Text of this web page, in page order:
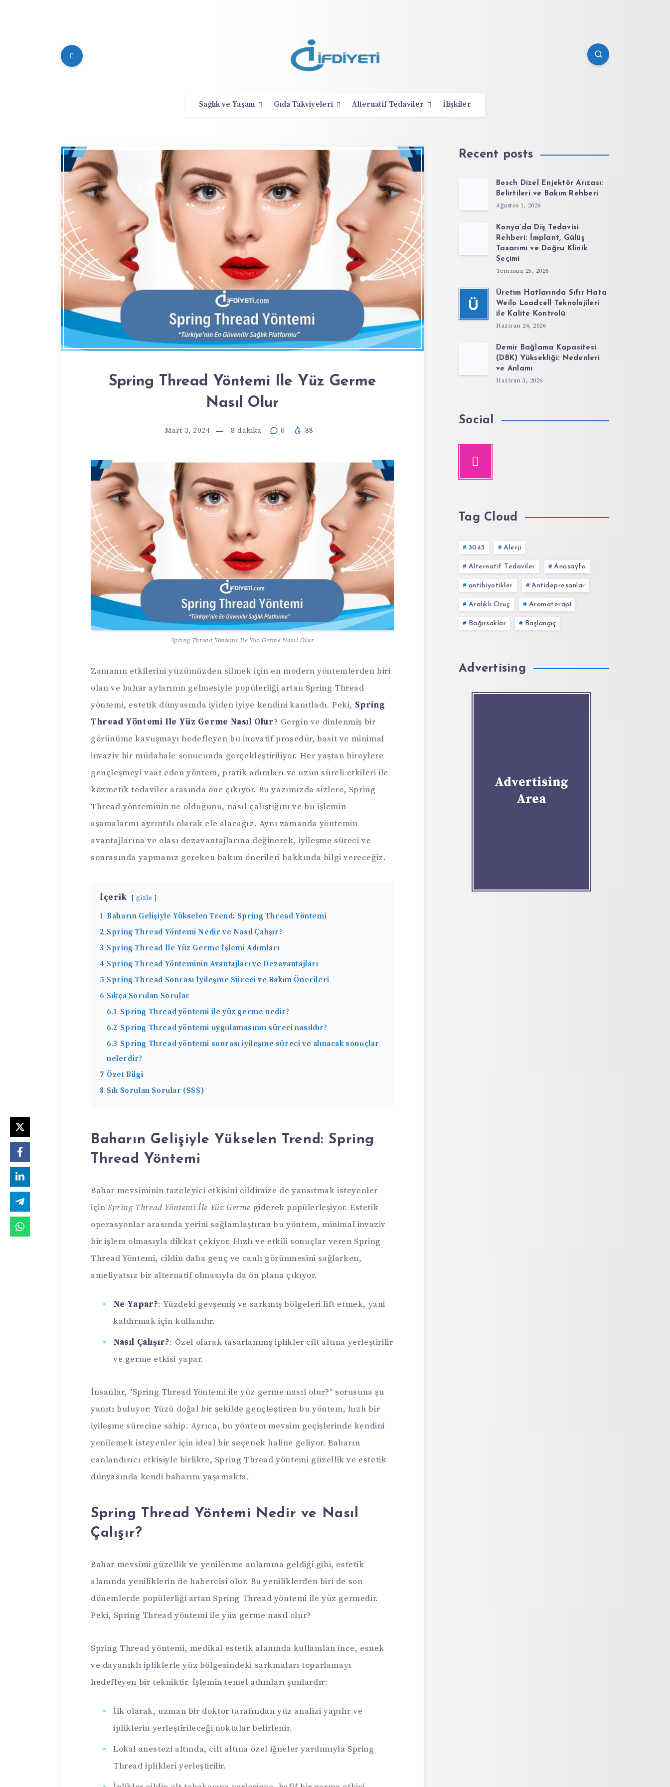
Sağlık ve Yaşam Gıda Takviyeleri Alternatif Tedaviler İlişkiler
Spring Thread Yöntemi Ile Yüz Germe
Nasıl Olur
Mart 3, 2024 8 dakika 0 88
Spring Thread Yöntemi Ile Yüz Germe Nasıl Olur
Zamanın etkilerini yüzümüzden silmek için en modern yöntemlerden biri
olan ve bahar aylarının gelmesiyle popülerliği artan Spring Thread
yöntemi, estetik dünyasında iyiden iyiye kendini kanıtladı. Peki, Spring
Thread Yöntemi Ile Yüz Germe Nasıl Olur? Gergin ve dinlenmiş bir
görünüme kavuşmayı hedefleyen bu inovatif prosedür, basit ve minimal
invaziv bir müdahale sonucunda gerçekleştiriliyor. Her yaştan bireylere
gençleşmeyi vaat eden yöntem, pratik adımları ve uzun süreli etkileri ile
kozmetik tedaviler arasında öne çıkıyor. Bu yazımızda sizlere, Spring
Thread yönteminin ne olduğunu, nasıl çalıştığını ve bu işlemin
aşamalarını ayrıntılı olarak ele alacağız. Aynı zamanda yöntemin
avantajlarına ve olası dezavantajlarına değinerek, iyileşme süreci ve
sonrasında yapmanız gereken bakım önerileri hakkında bilgi vereceğiz.
İçerik gizle
1 Baharın Gelişiyle Yükselen Trend: Spring Thread Yöntemi
2 Spring Thread Yöntemi Nedir ve Nasıl Çalışır?
3 Spring Thread İle Yüz Germe İşlemi Adımları
4 Spring Thread Yönteminin Avantajları ve Dezavantajları
5 Spring Thread Sonrası İyileşme Süreci ve Bakım Önerileri
6 Sıkça Sorulan Sorular
6.1 Spring Thread yöntemi ile yüz germe nedir?
6.2 Spring Thread yöntemi uygulamasının süreci nasıldır?
6.3 Spring Thread yöntemi sonrası iyileşme süreci ve alınacak sonuçlar
nelerdir?
7 Özet Bilgi
8 Sık Sorulan Sorular (SSS)
Baharın Gelişiyle Yükselen Trend: Spring
Thread Yöntemi
Bahar mevsiminin tazeleyici etkisini cildimize de yansıtmak isteyenler
için Spring Thread Yöntemi İle Yüz Germe giderek popülerleşiyor. Estetik
operasyonlar arasında yerini sağlamlaştıran bu yöntem, minimal invaziv
bir işlem olmasıyla dikkat çekiyor. Hızlı ve etkili sonuçlar veren Spring
Thread Yöntemi, cildin daha genç ve canlı görünmesini sağlarken,
ameliyatsız bir alternatif olmasıyla da ön plana çıkıyor.
Ne Yapar?: Yüzdeki gevşemiş ve sarkmış bölgeleri lift etmek, yani
kaldırmak için kullanılır.
Nasıl Çalışır?: Özel olarak tasarlanmış iplikler cilt altına yerleştirilir
ve germe etkisi yapar.
İnsanlar, "Spring Thread Yöntemi ile yüz germe nasıl olur?" sorusuna şu
yanıtı buluyor: Yüzü doğal bir şekilde gençleştiren bu yöntem, hızlı bir
iyileşme sürecine sahip. Ayrıca, bu yöntem mevsim geçişlerinde kendini
yenilemek isteyenler için ideal bir seçenek haline geliyor. Baharın
canlandırıcı etkisiyle birlikte, Spring Thread yöntemi güzellik ve estetik
dünyasında kendi baharını yaşamakta.
Spring Thread Yöntemi Nedir ve Nasıl
Çalışır?
Bahar mevsimi güzellik ve yenilenme anlamına geldiği gibi, estetik
alanında yeniliklerin de habercisi olur. Bu yeniliklerden biri de son
dönemlerde popülerliği artan Spring Thread yöntemi ile yüz germedir.
Peki, Spring Thread yöntemi ile yüz germe nasıl olur?
Spring Thread yöntemi, medikal estetik alanında kullanılan ince, esnek
ve dayanıklı ipliklerle yüz bölgesindeki sarkmaları toparlamayı
hedefleyen bir tekniktir. İşlemin temel adımları şunlardır:
İlk olarak, uzman bir doktor tarafından yüz analizi yapılır ve
ipliklerin yerleştirileceği noktalar belirlenir.
Lokal anestezi altında, cilt altına özel iğneler yardımıyla Spring
Thread iplikleri yerleştirilir.
Recent posts
Bosch Dizel Enjektör Arızası:
Belirtileri ve Bakım Rehberi
Ağustos 1, 2026
Konya’da Diş Tedavisi
Rehberi: İmplant, Gülüş
Tasarımı ve Doğru Klinik
Seçimi
Temmuz 25, 2026
Ü
Üretim Hatlarında Sıfır Hata
Weilo Loadcell Teknolojileri
ile Kalite Kontrolü
Haziran 24, 2026
Demir Bağlama Kapasitesi
(DBK) Yüksekliği: Nedenleri
ve Anlamı
Haziran 3, 2026
Social
Tag Cloud
3043 Alerji
Alternatif Tedaviler Anasayfa
antibiyotikler Antidepresanlar
Aralıklı Oruç Aromaterapi
Bağırsaklar Başlangıç
Advertising